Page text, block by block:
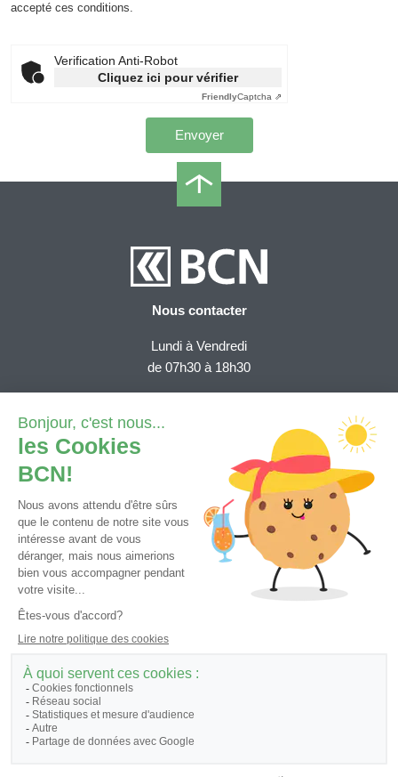
accepté ces conditions.
Verification Anti-Robot
Cliquez ici pour vérifier
FriendlyCaptcha ⇗
Nous contacter
Lundi à Vendredi
de 07h30 à 18h30
0800 820 620
Depuis l'étranger (tarif national)
+41 32 723 61 11
Demande e-services
Contact général
Tutoriels et FAQ
© 2026 - Banque Cantonale Neuchâteloise, tous droits réservés.
Informations légales et juridiques
Cookies
personnelles|Informations juridiques